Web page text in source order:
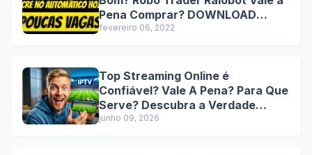
Pena Comprar? DOWNLOAD
Lucre no automático hoje!
fevereiro 06, 2022
Top Streaming Online é
Confiável? Vale A Pena? Para Que
Serve? Descubra a Verdade
Sobre o IPTV P2P Sem Travar em
junho 09, 2026